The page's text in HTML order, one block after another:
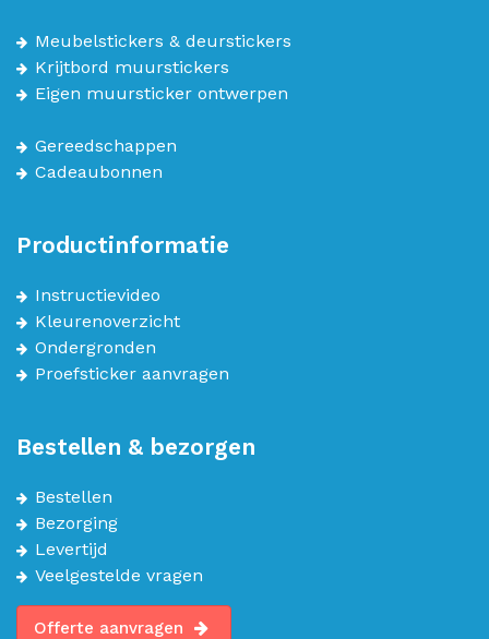
Meubelstickers & deurstickers
Krijtbord muurstickers
Eigen muursticker ontwerpen
Gereedschappen
Cadeaubonnen
Productinformatie
Instructievideo
Kleurenoverzicht
Ondergronden
Proefsticker aanvragen
Bestellen & bezorgen
Bestellen
Bezorging
Levertijd
Veelgestelde vragen
Offerte aanvragen